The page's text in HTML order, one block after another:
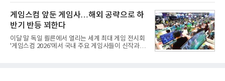
국산화에 의
접어든 가운데 삼성전자는 AI 반도체를 중심으로 데
이터센터 생태계 공략을 강화하고 LG전자는 냉각솔
루션·전장·로봇 등 기업용 솔루션 사업 확대에 속도를
내고 있다.9일 업계에 따르면 LG전자는 2분기 생활가
전과 프리미엄 제품 경쟁력에 더해 B2B 사업 확대 효
과로 수익성을 방어한 반면 삼성전자는 디바이스경험
(DX) 부문의 TV·생활가전 수익성이 악화됐다. 대신 삼
게임스컴 앞둔 게임사…해외 공략으로 하
반기 반등 꾀한다
이달 말 독일 쾰른에서 열리는 세계 최대 게임 전시회
'게임스컴 2026'에서 국내 주요 게임사들이 신작과 글